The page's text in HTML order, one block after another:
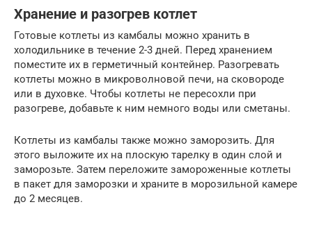
Хранение и разогрев котлет
Готовые котлеты из камбалы можно хранить в
холодильнике в течение 2-3 дней. Перед хранением
поместите их в герметичный контейнер. Разогревать
котлеты можно в микроволновой печи, на сковороде
или в духовке. Чтобы котлеты не пересохли при
разогреве, добавьте к ним немного воды или сметаны.
Котлеты из камбалы также можно заморозить. Для
этого выложите их на плоскую тарелку в один слой и
заморозьте. Затем переложите замороженные котлеты
в пакет для заморозки и храните в морозильной камере
до 2 месяцев.